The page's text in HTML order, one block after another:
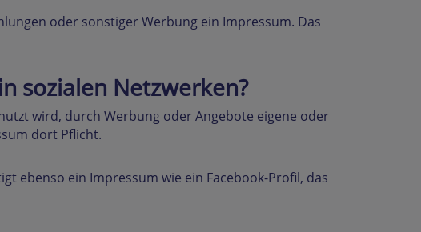
oder sonstiger Werbung ein Impressum. Das
sozialen Netzwerken?
wird, durch Werbung oder Angebote eigene oder
dort Pflicht.
ebenso ein Impressum wie ein Facebook-Profil, das